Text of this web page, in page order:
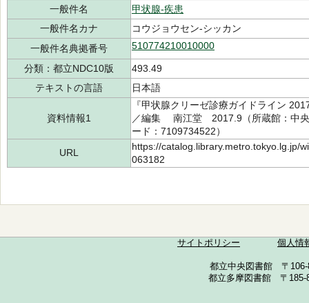
一般件名
甲状腺-疾患
一般件名カナ
コウジョウセン-シッカン
一般件名典拠番号
510774210010000
分類：都立NDC10版
493.49
テキストの言語
日本語
資料情報1
『甲状腺クリーゼ診療ガイドライン
／編集 南江堂 2017.9（所蔵館：中
ード：7109734522）
URL
https://catalog.library.metro.tokyo.lg.jp/
063182
サイトポリシー 個人情
都立中央図書館 〒
都立多摩図書館 〒185-